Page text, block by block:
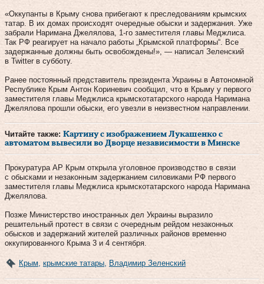
«Оккупанты в Крыму снова прибегают к преследованиям крымских
татар. В их домах происходят очередные обыски и задержания. Уже
забрали Наримана Джелялова, 1-го заместителя главы Меджлиса.
Так РФ реагирует на начало работы „Крымской платформы“. Все
задержанные должны быть освобождены!», — написал Зеленский
в Twitter в субботу.
Ранее постоянный представитель президента Украины в Автономной
Республике Крым Антон Кориневич сообщил, что в Крыму у первого
заместителя главы Меджлиса крымскотатарского народа Наримана
Джелялова прошли обыски, его увезли в неизвестном направлении.
Читайте также: Картину с изображением Лукашенко с
автоматом вывесили во Дворце независимости в Минске
Прокуратура АР Крым открыла уголовное производство в связи
с обысками и незаконным задержанием силовиками РФ первого
заместителя главы Меджлиса крымскотатарского народа Наримана
Джелялова.
Позже Министерство иностранных дел Украины выразило
решительный протест в связи с очередным рейдом незаконных
обысков и задержаний жителей различных районов временно
оккупированного Крыма 3 и 4 сентября.
Крым крымские татары Владимир Зеленский